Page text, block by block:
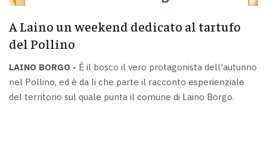
A Laino un weekend dedicato al tartufo
del Pollino
LAINO BORGO - È il bosco il vero protagonista dell'autunno
nel Pollino, ed è da li che parte il racconto esperienziale
del territorio sul quale punta il comune di Laino Borgo.